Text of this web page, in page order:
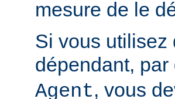
mesure de le
Si vous utilisez
dépendant,
Agent, vous